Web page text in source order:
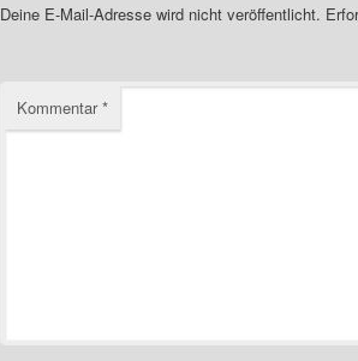
Deine E-Mail-Adresse wird nicht veröffentlicht.
Kommentar*